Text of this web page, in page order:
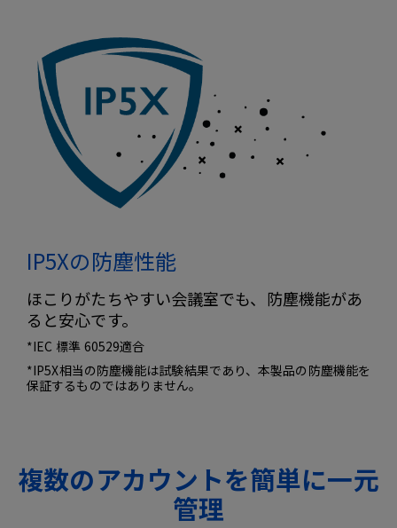
IP5Xの防塵性能
ほこりがたちやすい会議室でも、防塵機能があ
ると安心です。
*IEC 標準 60529適合
*IP5X相当の防塵機能は試験結果であり、本製品の防塵機能を
保証するものではありません。
複数のアカウントを簡単に一元
管理